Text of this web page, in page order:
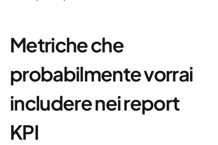
Metriche che
probabilmente vorrai
includere nei report
KPI